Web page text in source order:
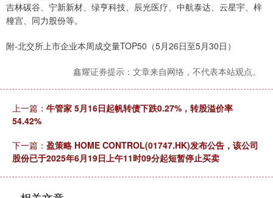
吉林碳谷、宁新新材、绿亨科技、辰光医疗、中航泰达、云星宇、梓
橦宫、同力股份等。
附-北交所上市企业本周成交量TOP50（5月26日至5月30日）
鑫耀证券提示：文章来自网络，不代表本站观点。
上一篇： 牛管家 5月16日起帆转债下跌0.27%，转股溢价率
54.42%
下一篇： 盈策略 HOME CONTROL(01747.HK)发布公告，该公司
股份已于2025年6月19日上午11时09分起短暂停止买卖